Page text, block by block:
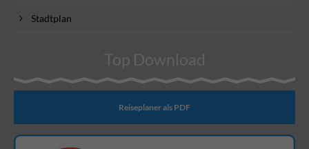
Stadtplan
Top Download
Reiseplaner als PDF